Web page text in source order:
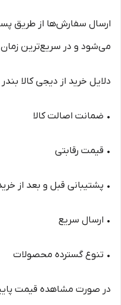
ارسال سفارش‌ها از طریق
می‌شود و در سریع‌ترین
دلایل خرید از دیجی کالا بندر
• ضمانت اصالت کالا
• قیمت رقابتی
• پشتیبانی قبل و بعد از
• ارسال سریع
• تنوع گسترده محصولات
در صورت مشاهده قیمت